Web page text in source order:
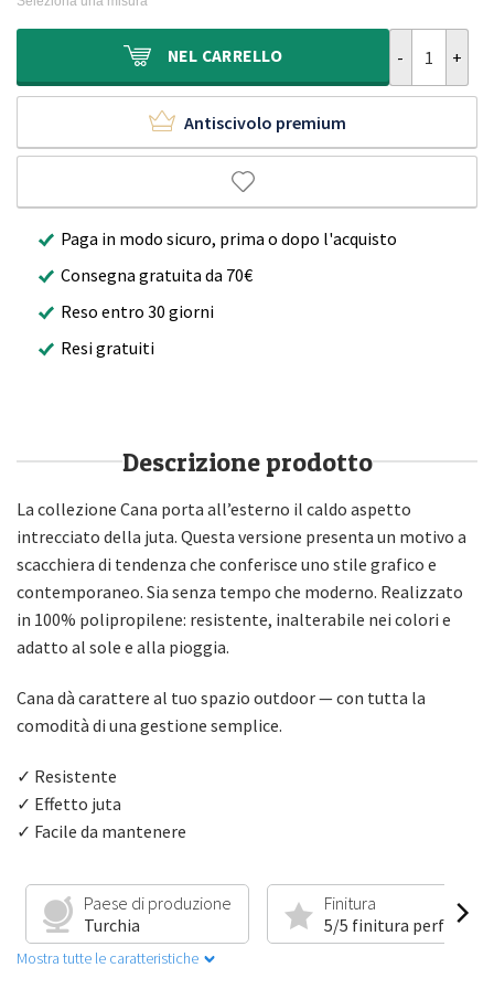
340,00€.
269,90€.
NEL CARRELLO
Antiscivolo premium
Paga in modo sicuro, prima o dopo l'acquisto
Consegna gratuita da 70€
Reso entro 30 giorni
Resi gratuiti
Descrizione prodotto
La collezione Cana porta all’esterno il caldo aspetto
intrecciato della juta. Questa versione presenta un motivo a
scacchiera di tendenza che conferisce uno stile grafico e
contemporaneo. Sia senza tempo che moderno. Realizzato
in 100% polipropilene: resistente, inalterabile nei colori e
adatto al sole e alla pioggia.
Cana dà carattere al tuo spazio outdoor — con tutta la
comodità di una gestione semplice.
✓ Resistente
✓ Effetto juta
✓ Facile da mantenere
Paese di produzione
Turchia
Finitura
5/5 finitura perfetta
Mostra tutte le caratteristiche